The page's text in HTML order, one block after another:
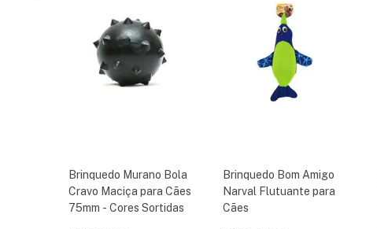
Brinquedo Murano Bola
Cravo Maciça para Cães
75mm - Cores Sortidas
Brinquedo Bom Amigo
Narval Flutuante para
Cães